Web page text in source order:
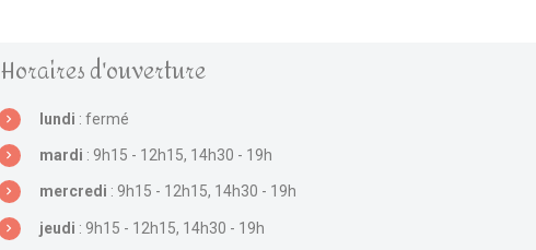
Horaires d'ouverture
lundi : fermé
mardi : 9h15 - 12h15, 14h30 - 19h
mercredi : 9h15 - 12h15, 14h30 - 19h
jeudi : 9h15 - 12h15, 14h30 - 19h